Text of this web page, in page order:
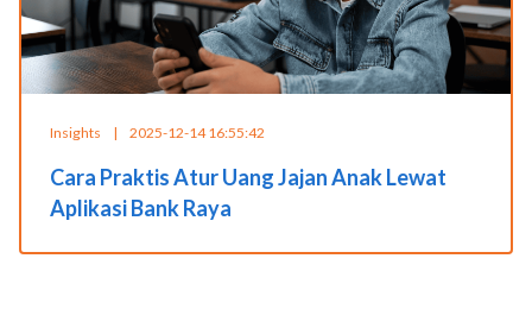
Insights | 2025-12-14 16:55:42
Cara Praktis Atur Uang Jajan Anak Lewat
Aplikasi Bank Raya